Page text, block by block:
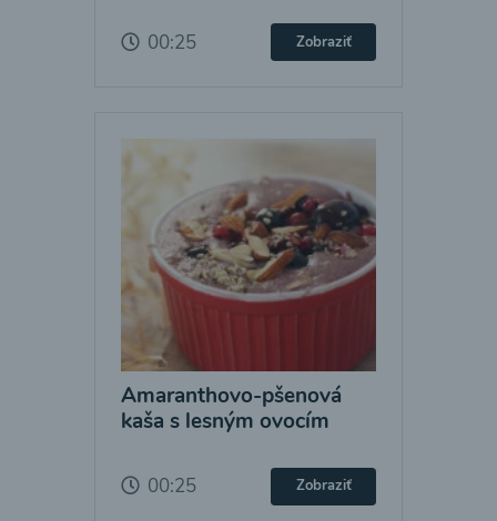
00:25 Zobraziť
Amaranthovo-pšenová
kaša s lesným ovocím
00:25 Zobraziť